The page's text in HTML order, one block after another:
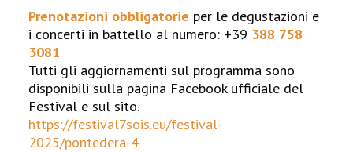
Prenotazioni obbligatorie per le degustazioni e
i concerti in battello al numero: +39 388 758
3081
Tutti gli aggiornamenti sul programma sono
disponibili sulla pagina Facebook ufficiale del
Festival e sul sito.
https://festival7sois.eu/festival-
2025/pontedera-4